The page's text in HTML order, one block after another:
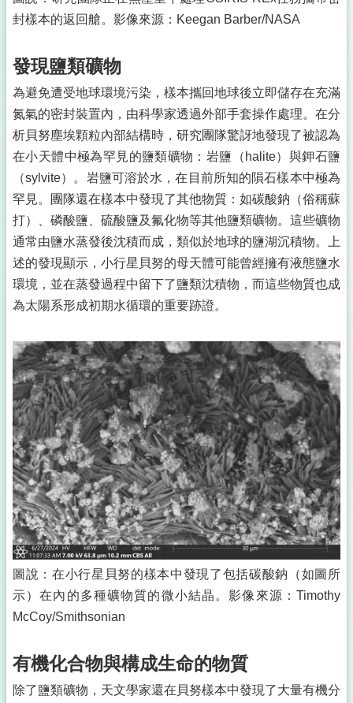
封樣本的返回艙。影像來源：Keegan Barber/NASA
發現鹽類礦物
為避免遭受地球環境污染，樣本攜回地球後立即儲存在充滿
氮氣的密封裝置內，由科學家透過外部手套操作處理。在分
析貝努塵埃顆粒內部結構時，研究團隊驚訝地發現了被認為
在小天體中極為罕見的鹽類礦物：岩鹽（halite）與鉀石鹽
（sylvite）。岩鹽可溶於水，在目前所知的隕石樣本中極為
罕見。團隊還在樣本中發現了其他物質：如碳酸鈉（俗稱蘇
打）、磷酸鹽、硫酸鹽及氟化物等其他鹽類礦物。這些礦物
通常由鹽水蒸發後沈積而成，類似於地球的鹽湖沉積物。上
述的發現顯示，小行星貝努的母天體可能曾經擁有液態鹽水
環境，並在蒸發過程中留下了鹽類沈積物，而這些物質也成
為太陽系形成初期水循環的重要跡證。
圖說：在小行星貝努的樣本中發現了包括碳酸鈉（如圖所
示）在內的多種礦物質的微小結晶。影像來源：Timothy
McCoy/Smithsonian
有機化合物與構成生命的物質
除了鹽類礦物，天文學家還在貝努樣本中發現了大量有機分